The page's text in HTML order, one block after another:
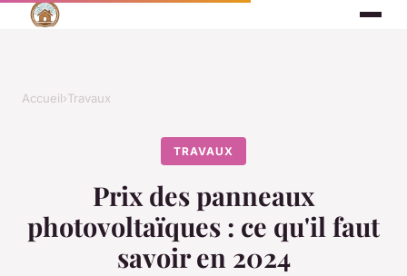
Accueil›Travaux
TRAVAUX
Prix des panneaux
photovoltaïques : ce qu'il faut
savoir en 2024